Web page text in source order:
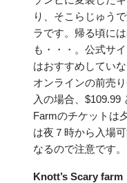
り、そこらじゅう
ラです。帰る頃に
も・・・。公式サ
はおすすめしてい
オンラインの前売
入の場合、$109.99
Farmのチケットは
は夜７時から入場
なるので注意です。
Knott’s Scary farm